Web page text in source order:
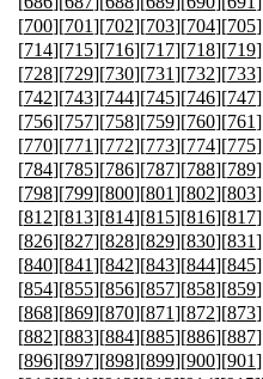
[700][701][702][703][704][705
[714][715][716][717][718][719
[728][729][730][731][732][733
[742][743][744][745][746][747
[756][757][758][759][760][761
[770][771][772][773][774][775
[784][785][786][787][788][789
[798][799][800][801][802][803
[812][813][814][815][816][817
[826][827][828][829][830][831
[840][841][842][843][844][845
[854][855][856][857][858][859
[868][869][870][871][872][873
[882][883][884][885][886][887
[896][897][898][899][900][901